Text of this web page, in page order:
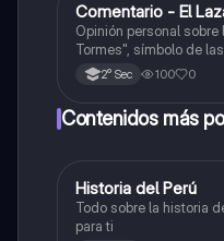
Castellano
Comentario - El
Opinión personal sobre
Tormes", símbolo de
en la literatura española.
2° Sec 100 0
Contenidos más
Ciencias Sociales
Historia del Perú
Todo sobre la historia
para ti